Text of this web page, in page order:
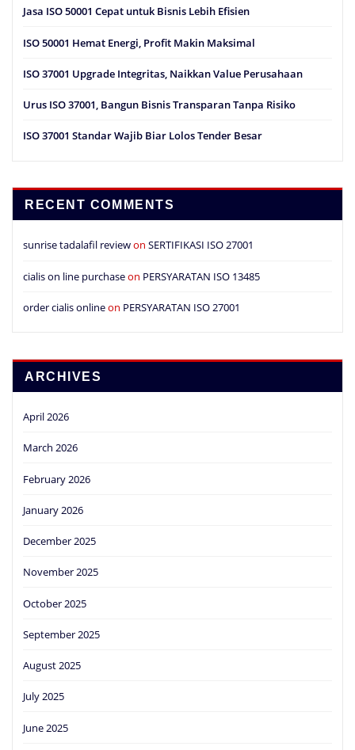
Jasa ISO 50001 Cepat untuk Bisnis Lebih Efisien
ISO 50001 Hemat Energi, Profit Makin Maksimal
ISO 37001 Upgrade Integritas, Naikkan Value Perusahaan
Urus ISO 37001, Bangun Bisnis Transparan Tanpa Risiko
ISO 37001 Standar Wajib Biar Lolos Tender Besar
RECENT COMMENTS
sunrise tadalafil reviewon SERTIFIKASI ISO 27001
cialis on line purchaseon PERSYARATAN ISO 13485
order cialis onlineon PERSYARATAN ISO 27001
ARCHIVES
April 2026
March 2026
February 2026
January 2026
December 2025
November 2025
October 2025
September 2025
August 2025
July 2025
June 2025